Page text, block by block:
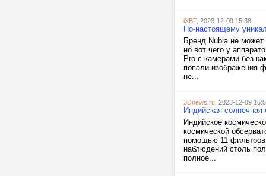
iXBT, 2023-12-09 15:38
По-настоящему
Бренд Nubia не
но вот чего у
Pro с камерами без
попали изображения
не...
3Dnews.ru , 2023-12-09
Индийская
Индийское
космической
помощью 11
наблюдений столь
полное...